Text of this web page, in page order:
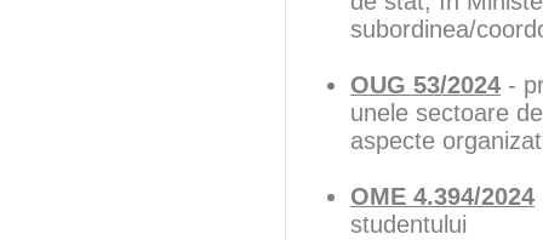
subordinea/
OUG 53/2024 -
unele sectoare
aspecte
OME 4.394/2024
studentului